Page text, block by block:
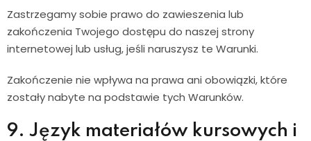
Zastrzegamy sobie prawo do zawieszenia lub
zakończenia Twojego dostępu do naszej strony
internetowej lub usług, jeśli naruszysz te Warunki.
Zakończenie nie wpływa na prawa ani obowiązki, które
zostały nabyte na podstawie tych Warunków.
9. Język materiałów kursowych i